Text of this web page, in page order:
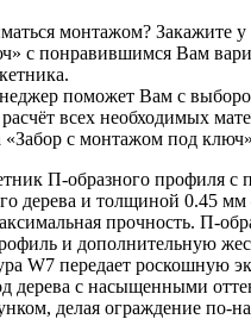
монтажом? Закажите у
с понравившимся Вам
поможет Вам с
всех необходимых
«Забор с монтажом под
П-образного профиля с
дерева и толщиной 0.45
прочность. П-
и дополнительную
W7 передает роскошную
дерева с насыщенными
делая ограждение по-